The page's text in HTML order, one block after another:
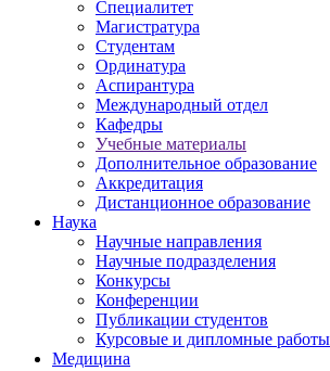
Специалитет
Магистратура
Студентам
Ординатура
Аспирантура
Международный отдел
Кафедры
Учебные материалы
Дополнительное образование
Аккредитация
Дистанционное образование
Наука
Научные направления
Научные подразделения
Конкурсы
Конференции
Публикации студентов
Курсовые и дипломные работы
Медицина